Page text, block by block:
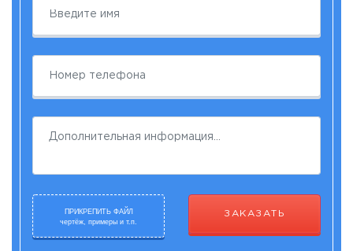
ПРИКРЕПИТЬ ФАЙЛ
чертёж, примеры и т.п.
ЗАКАЗАТЬ